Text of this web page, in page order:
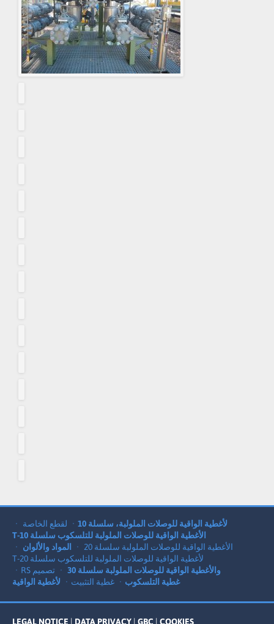
لأغطية الواقية للوصلات الملولبة، سلسلة 10
لقطع الخاصة
الأغطية الواقية للوصلات الملولبة للتلسكوب سلسلة 10-T
الأغطية الواقية للوصلات الملولبة سلسلة 20
المواد والألوان
لأغطية الواقية للوصلات الملولبة للتلسكوب سلسلة 20-T
والأغطية الواقية للوصلات الملولبة سلسلة 30
تصميم RS
غطية التلسكوب
غطية التثبيت لأغطية الواقية
LEGAL NOTICE | DATA PRIVACY | GBC | COOKIES